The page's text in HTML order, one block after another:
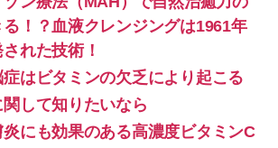
！？血液クレンジングは1961年
れた技術！
はビタミンの欠乏により起こる
して知りたいなら
にも効果のある高濃度ビタミンC